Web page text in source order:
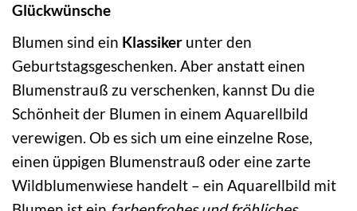
Glückwünsche
Blumen sind ein Klassiker unter den
Geburtstagsgeschenken. Aber anstatt einen
Blumenstrauß zu verschenken, kannst Du die
Schönheit der Blumen in einem Aquarellbild
verewigen. Ob es sich um eine einzelne Rose,
einen üppigen Blumenstrauß oder eine zarte
Wildblumenwiese handelt – ein Aquarellbild mit